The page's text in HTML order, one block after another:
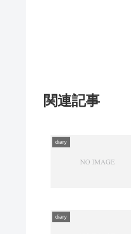
関連記事
diary
diary